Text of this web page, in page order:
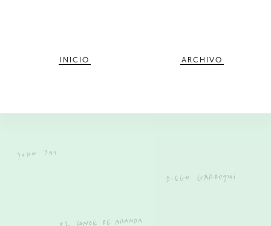
INICIO ARCHIVO